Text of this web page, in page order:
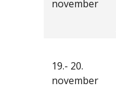
november
19.- 20.
november